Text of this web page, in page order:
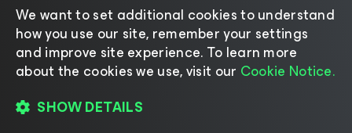
Mudar idioma
We want to set additional cookies to understand
how you use our site, remember your settings
and improve site experience. ​To learn more
about the cookies we use, visit our Cookie Notice.
SHOW DETAILS